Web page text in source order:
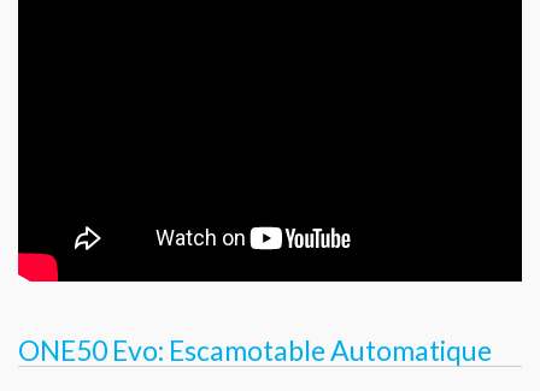
ONE50 Evo: Escamotable Automatique